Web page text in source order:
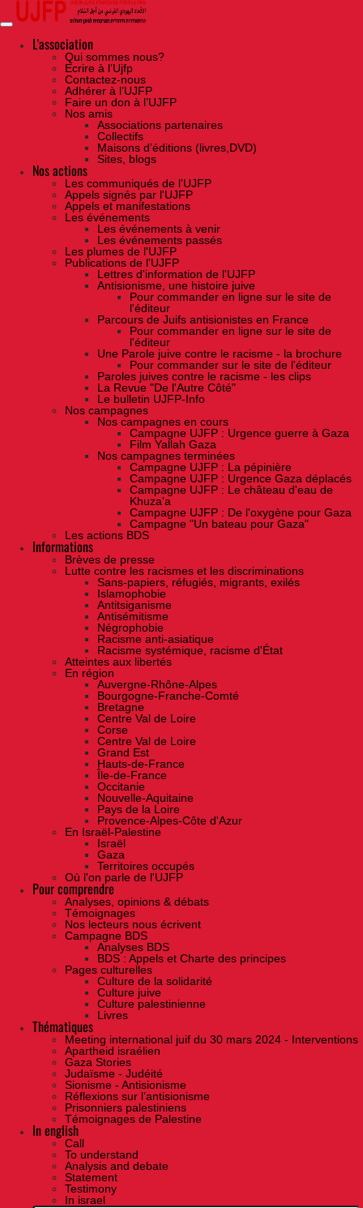
Skip
the
contentL'association
Qui sommes nous?
Ecrire à l’Ujfp
Contactez-nous
Adhérer à l’UJFP
Faire un don à l’UJFP
Nos amis
Associations partenaires
Collectifs
Maisons d’éditions (livres,DVD)
Sites, blogs
Nos actions
Les communiqués de l'UJFP
Appels signés par l'UJFP
Appels et manifestations
Les événements
Les événements à venir
Les événements passés
Les plumes de l'UJFP
Publications de l'UJFP
Lettres d'information de l'UJFP
Antisionisme, une histoire juive
Pour commander en ligne sur le site de
l'éditeur
Parcours de Juifs antisionistes en France
Pour commander en ligne sur le site de
l'éditeur
Une Parole juive contre le racisme - la brochure
Pour commander sur le site de l'éditeur
Paroles juives contre le racisme - les clips
La Revue "De l'Autre Côté"
Le bulletin UJFP-Info
Nos campagnes
Nos campagnes en cours
Campagne UJFP : Urgence guerre à Gaza
Film Yallah Gaza
Nos campagnes terminées
Campagne UJFP : La pépinière
Campagne UJFP : Urgence Gaza déplacés
Campagne UJFP : Le château d'eau de
Khuza'a
Campagne UJFP : De l'oxygène pour Gaza
Campagne "Un bateau pour Gaza"
Les actions BDS
Informations
Brèves de presse
Lutte contre les racismes et les discriminations
Sans-papiers, réfugiés, migrants, exilés
Islamophobie
Antitsiganisme
Antisémitisme
Négrophobie
Racisme anti-asiatique
Racisme systémique, racisme d'État
Atteintes aux libertés
En région
Auvergne-Rhône-Alpes
Bourgogne-Franche-Comté
Bretagne
Centre Val de Loire
Corse
Centre Val de Loire
Grand Est
Hauts-de-France
Île-de-France
Occitanie
Nouvelle-Aquitaine
Pays de la Loire
Provence-Alpes-Côte d'Azur
En Israël-Palestine
Israël
Gaza
Territoires occupés
Où l'on parle de l'UJFP
Pour comprendre
Analyses, opinions & débats
Témoignages
Nos lecteurs nous écrivent
Campagne BDS
Analyses BDS
BDS : Appels et Charte des principes
Pages culturelles
Culture de la solidarité
Culture juive
Culture palestinienne
Livres
Thématiques
Meeting international juif du 30 mars 2024 - Interventions
Apartheid israélien
Gaza Stories
Judaïsme - Judéité
Sionisme - Antisionisme
Réflexions sur l’antisionisme
Prisonniers palestiniens
Témoignages de Palestine
In english
Call
To understand
Analysis and debate
Statement
Testimony
In israel